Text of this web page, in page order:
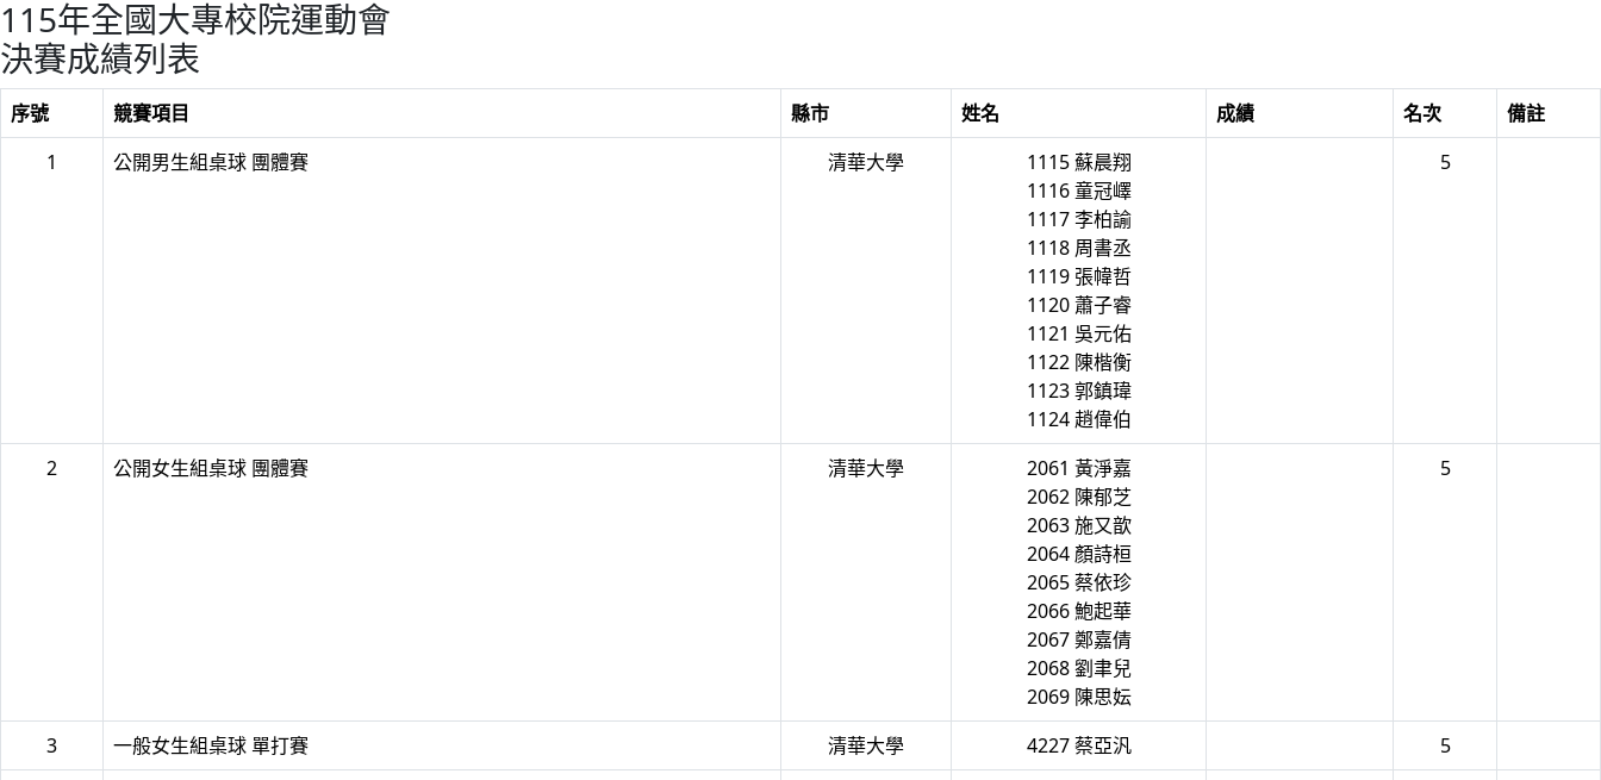
115年全國大專校院運動會
決賽成績列表
序號 競賽項目 縣市 姓名 成績 名次
備註
1
公開男生組桌球 團體賽 清華大學
1115 蘇晨翔
1116 童冠嶧
1117 李柏諭
1118 周書丞
1119 張幃哲
1120 蕭子睿
1121 吳元佑
1122 陳楷衡
1123 郭鎮瑋
1124 趙偉伯
5
2 公開女生組桌球 團體賽 清華大學
2061 黃淨嘉
2062 陳郁芝
2063 施又歆
2064 顏詩桓
2065 蔡依珍
2066 鮑起華
2067 鄭嘉倩
2068 劉聿兒
2069 陳思妘
5
3 一般女生組桌球 單打賽 清華大學 4227 蔡亞汎
5